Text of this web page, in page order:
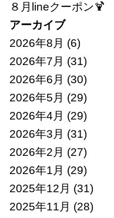
８月lineクーポン🍹
アーカイブ
2026年8月 (6)
2026年7月 (31)
2026年6月 (30)
2026年5月 (29)
2026年4月 (29)
2026年3月 (31)
2026年2月 (27)
2026年1月 (29)
2025年12月 (31)
2025年11月 (28)